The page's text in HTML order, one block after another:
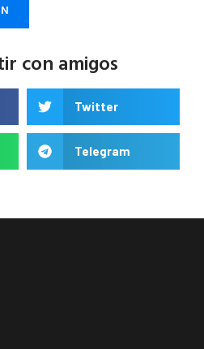
con amigos
Twitter
Telegram